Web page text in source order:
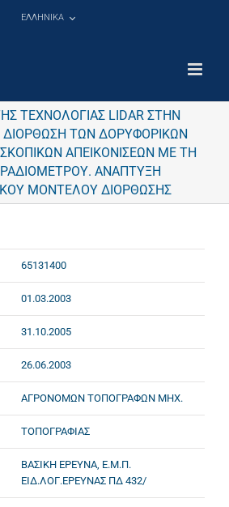
ΕΛΛΗΝΙΚΑ
ΤΕΧΝΟΛΟΓΙΑΣ LIDAR ΣΤΗΝ
ΔΙΟΡΘΩΣΗ ΤΩΝ ΔΟΡΥΦΟΡΙΚΩΝ
ΑΠΕΙΚΟΝΙΣΕΩΝ ΜΕ ΤΗ
ΑΝΑΠΤΥΞΗ
ΜΟΝΤΕΛΟΥ ΔΙΟΡΘΩΣΗΣ
65131400
01.03.2003
31.10.2005
26.06.2003
ΑΓΡΟΝΟΜΩΝ ΤΟΠΟΓΡΑΦΩΝ ΜΗΧ.
ΤΟΠΟΓΡΑΦΙΑΣ
ΒΑΣΙΚΗ ΕΡΕΥΝΑ, Ε.Μ.Π.
ΕΙΔ.ΛΟΓ.ΕΡΕΥΝΑΣ ΠΔ 432/